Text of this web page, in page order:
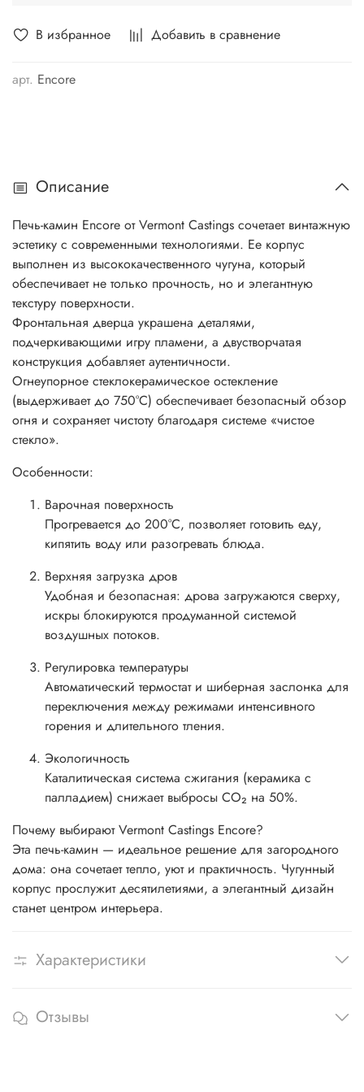
В избранное Добавить в сравнение
арт. Encore
Описание
Печь-камин Encore от Vermont Castings сочетает винтажную
эстетику с современными технологиями. Ее корпус
выполнен из высококачественного чугуна, который
обеспечивает не только прочность, но и элегантную
текстуру поверхности.
Фронтальная дверца украшена деталями,
подчеркивающими игру пламени, а двустворчатая
конструкция добавляет аутентичности.
Огнеупорное стеклокерамическое остекление
(выдерживает до 750°C) обеспечивает безопасный обзор
огня и сохраняет чистоту благодаря системе «чистое
стекло».
Особенности:
Варочная поверхность
Прогревается до 200°C, позволяет готовить еду,
кипятить воду или разогревать блюда.
Верхняя загрузка дров
Удобная и безопасная: дрова загружаются сверху,
искры блокируются продуманной системой
воздушных потоков.
Регулировка температуры
Автоматический термостат и шиберная заслонка для
переключения между режимами интенсивного
горения и длительного тления.
Экологичность
Каталитическая система сжигания (керамика с
палладием) снижает выбросы CO₂ на 50%.
Почему выбирают Vermont Castings Encore?
Эта печь-камин — идеальное решение для загородного
дома: она сочетает тепло, уют и практичность. Чугунный
корпус прослужит десятилетиями, а элегантный дизайн
станет центром интерьера.
Характеристики
Отзывы